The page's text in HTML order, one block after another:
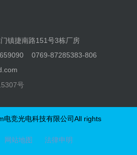
镇捷南路151号3栋厂房
0769-87285383-806
号
竞光电科技有限公司All rights
网站地图 法律申明